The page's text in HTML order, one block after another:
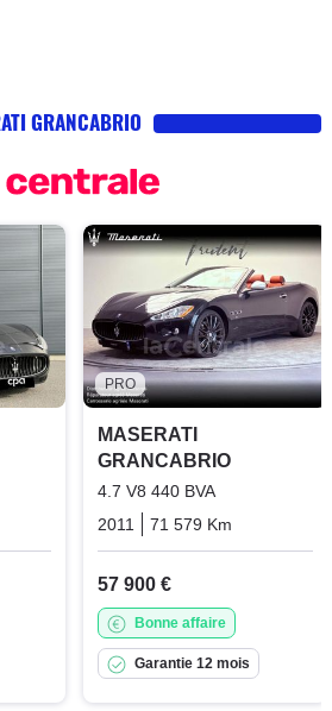
GRANCABRIO
Essence
PRO
MASERATI
GRANCABRIO
4.7 V8 440 BVA
2011
71 579 Km
57 900 €
Bonne affaire
Garantie 12 mois